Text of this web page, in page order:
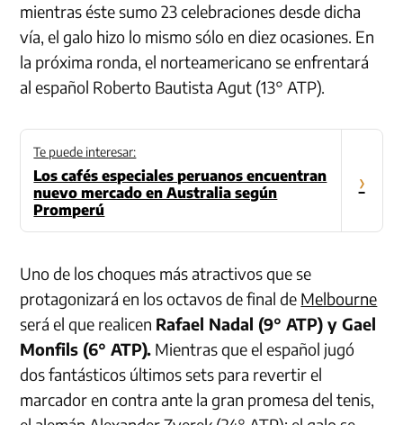
mientras éste sumo 23 celebraciones desde dicha
vía, el galo hizo lo mismo sólo en diez ocasiones. En
la próxima ronda, el norteamericano se enfrentará
al español Roberto Bautista Agut (13° ATP).
Te puede interesar:
Los cafés especiales peruanos encuentran
nuevo mercado en Australia según
Promperú
›
Uno de los choques más atractivos que se
protagonizará en los octavos de final de Melbourne
será el que realicen Rafael Nadal (9° ATP) y Gael
Monfils (6° ATP). Mientras que el español jugó
dos fantásticos últimos sets para revertir el
marcador en contra ante la gran promesa del tenis,